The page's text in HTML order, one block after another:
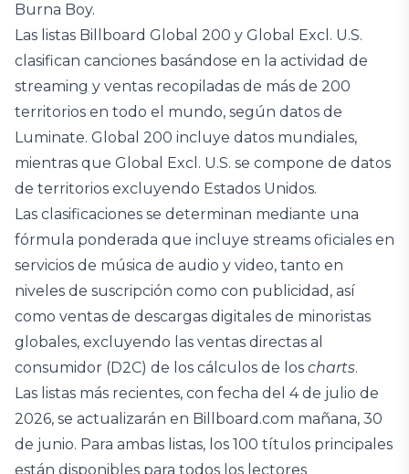
Burna Boy.
Las listas Billboard Global 200 y Global Excl. U.S.
clasifican canciones basándose en la actividad de
streaming y ventas recopiladas de más de 200
territorios en todo el mundo, según datos de
Luminate. Global 200 incluye datos mundiales,
mientras que Global Excl. U.S. se compone de datos
de territorios excluyendo Estados Unidos.
Las clasificaciones se determinan mediante una
fórmula ponderada que incluye streams oficiales en
servicios de música de audio y video, tanto en
niveles de suscripción como con publicidad, así
como ventas de descargas digitales de minoristas
globales, excluyendo las ventas directas al
consumidor (D2C) de los cálculos de los charts.
Las listas más recientes, con fecha del 4 de julio de
2026, se actualizarán en Billboard.com mañana, 30
de junio. Para ambas listas, los 100 títulos principales
están disponibles para todos los lectores